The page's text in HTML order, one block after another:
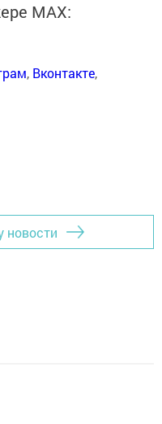
MАХ:
, Вконтакте,
новости